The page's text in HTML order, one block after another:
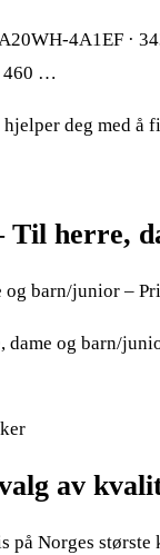
4A1EF ·
460 …
deg med å
Til herre,
og barn/junior –
og barn/
av
på Norges